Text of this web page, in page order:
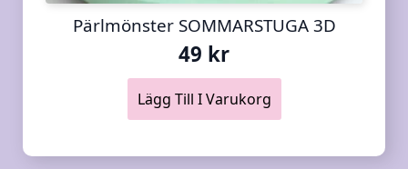
Pärlmönster SOMMARSTUGA 3D
49 kr
Lägg Till I Varukorg